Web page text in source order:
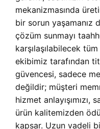
mekanizmasında
bir sorun yaşamanız
çözüm sunmayı
karşılaşılabilecek
ekibimiz tarafından
güvencesi, sadece
değildir; müşteri
hizmet anlayışımızı,
ürün kalitemizden
kapsar. Uzun vadeli